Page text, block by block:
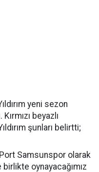
yeni sezon
beyazlı
şunları belirtti;
Samsunspor olarak
oynayacağımız